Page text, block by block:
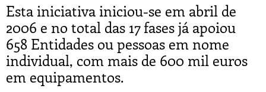
Esta iniciativa iniciou-se em abril de
2006 e no total das 17 fases já apoiou
658 Entidades ou pessoas em nome
individual, com mais de 600 mil euros
em equipamentos.